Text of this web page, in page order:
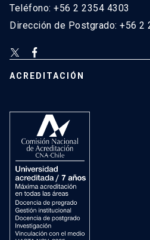
Teléfono: +56 2 2354 4303
Dirección de Postgrado: +56 2
ACREDITACIÓN